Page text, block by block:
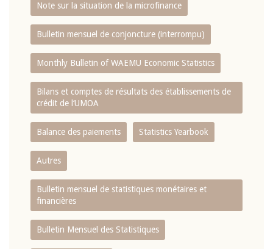
Note sur la situation de la microfinance
Bulletin mensuel de conjoncture (interrompu)
Monthly Bulletin of WAEMU Economic Statistics
Bilans et comptes de résultats des établissements de
crédit de l‘UMOA
Balance des paiements Statistics Yearbook
Autres
Bulletin mensuel de statistiques monétaires et
financières
Bulletin Mensuel des Statistiques